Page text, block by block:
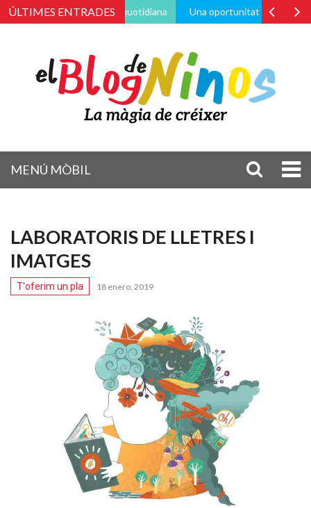
ÚLTIMES ENTRADES
de la vida pràctica i quotidiana Una oportunitat de canvi
MENÚ MÒBIL
LABORATORIS DE LLETRES I
IMATGES
T'oferim un pla 18 enero, 2019